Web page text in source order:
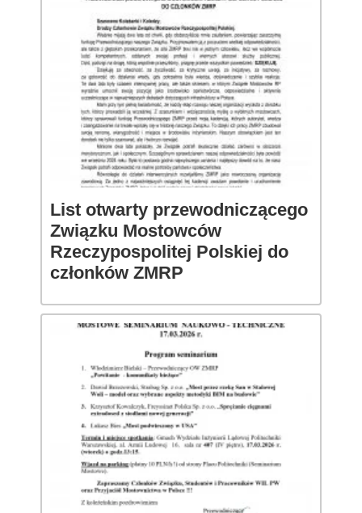
List otwarty przewodniczącego
Związku Mostowców
Rzeczypospolitej Polskiej do
członków ZMRP